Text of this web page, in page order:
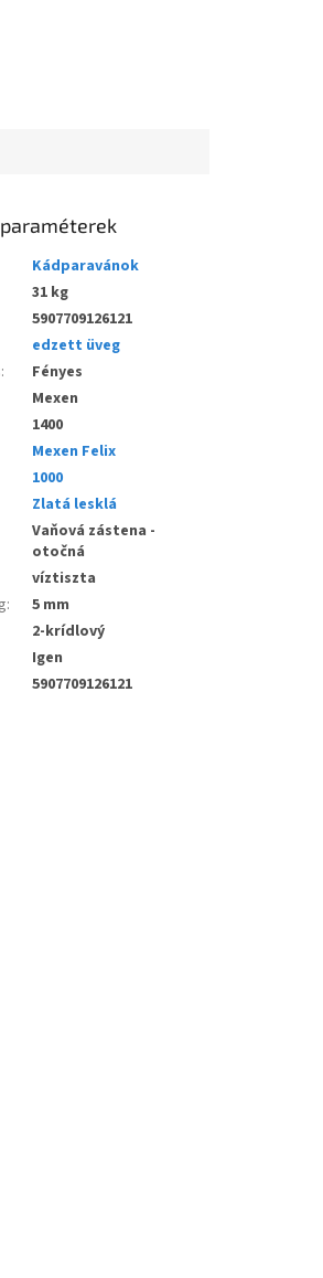
Kádparavánok
31 kg
5907709126121
edzett üveg
:
Fényes
Mexen
1400
Mexen Felix
1000
Zlatá lesklá
Vaňová zástena -
otočná
víztiszta
:
5 mm
2-krídlový
Igen
5907709126121